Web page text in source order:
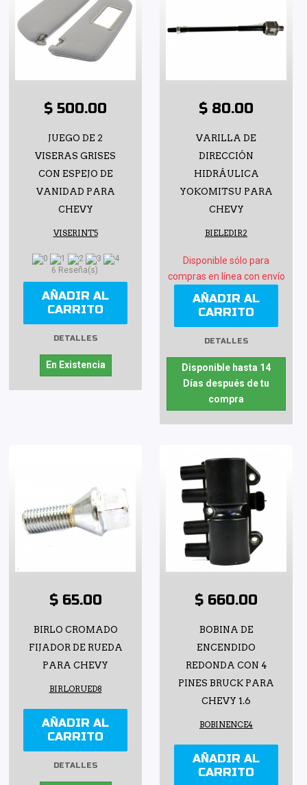
$ 500.00
JUEGO DE 2
VISERAS GRISES
CON ESPEJO DE
VANIDAD PARA
CHEVY
VISERINT5
6 Reseña(s)
AÑADIR AL
CARRITO
DETALLES
En Existencia
$ 80.00
VARILLA DE
DIRECCIÓN
HIDRÁULICA
YOKOMITSU PARA
CHEVY
BIELEDIR2
Disponible sólo para
compras en línea con envío
AÑADIR AL
CARRITO
DETALLES
Disponible hasta 14
Días después de tu
compra
$ 65.00
BIRLO CROMADO
FIJADOR DE RUEDA
PARA CHEVY
BIRLORUED8
AÑADIR AL
CARRITO
DETALLES
$ 660.00
BOBINA DE
ENCENDIDO
REDONDA CON 4
PINES BRUCK PARA
CHEVY 1.6
BOBINENCE4
AÑADIR AL
CARRITO